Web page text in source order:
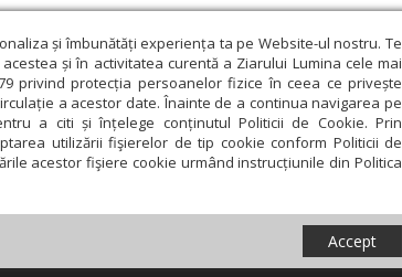
și îmbunătăți experiența ta pe Website-ul nostru. Te
și în activitatea curentă a Ziarului Lumina cele mai
privind protecția persoanelor fizice în ceea ce privește
a acestor date. Înainte de a continua navigarea pe
a citi și înțelege conținutul Politicii de Cookie. Prin
utilizării fişierelor de tip cookie conform Politicii de
acestor fişiere cookie urmând instrucțiunile din Politica
Accept